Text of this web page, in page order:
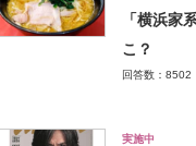
「横浜家
こ？
回答数：8502
実施中